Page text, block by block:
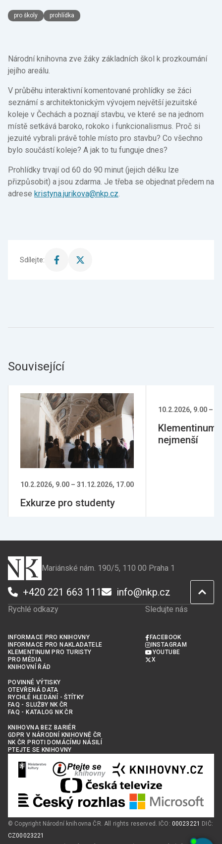
pro školy prohlídka
Národní knihovna zve žáky základních škol k prozkoumání
jejího areálu.
V průběhu interaktivní komentované prohlídky se žáci
seznámí s architektonickým vývojem největší jezuitské
koleje v Čechách a poznají stavbu, ve které se na jednom
místě setkává baroko, rokoko i funkcionalismus. Proč si
jezuité vybrali právě tohle místo pro stavbu? Co všechno
bylo součástí koleje? A jak to tu funguje dnes?
Prohlídky trvají od 60 do 90 minut (jejich délku lze
přizpůsobit) a jsou zdarma. Je třeba se objednat předem na
adrese kristyna.jurikova@nkp.cz.
Sdílejte:
Sdílet
Sdílet
Související
10.2.2026, 9.00 – 31.12.2026, 17.00
Exkurze pro studenty
10.2.2026, 9.00 –
Klementinum
nejmenší
Mariánské nám. 190/5, 110 00 Praha 1
+420 221 663 111 info@nkp.cz
Rychlé odkazy
INFORMACE PRO KNIHOVNY
INFORMACE PRO NAKLADATELE
KLEMENTINUM PRO TURISTY
PRO MÉDIA
KNIHOVNÍ ŘÁD
POVINNÉ VÝTISKY
OTEVŘENÁ DATA
RYCHLÉ HLEDÁNÍ - ŠTÍTKY
FAQ - SLUŽBY NK ČR
FAQ - KATALOG NK ČR
KNIHOVNA BEZ BARIÉR
GDPR V NÁRODNÍ KNIHOVNĚ ČR
NK ČR PROTI DOMÁCÍMU NÁSILÍ
PTEJTE SE KNIHOVNY
Sledujte nás
FACEBOOK
INSTAGRAM
YOUTUBE
X
© Copyright Národní knihovna ČR. All rights reserved. IČO: 00023221 DIČ:
CZ00023221